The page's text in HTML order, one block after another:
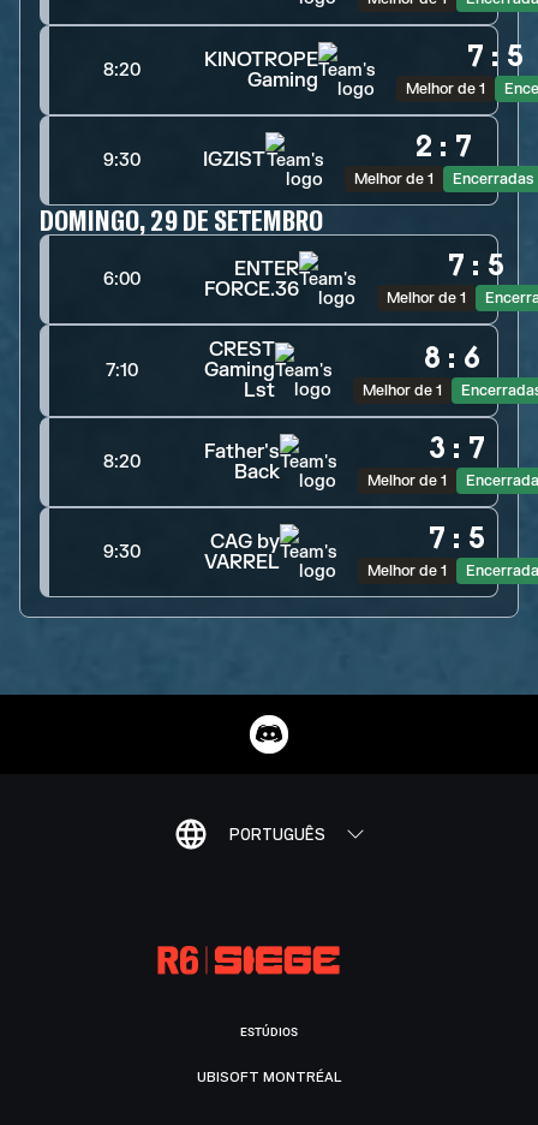
8:20
KINOTROPE
Gaming
7 : 5
Melhor de 1
9:30 IGZIST 2 : 7
Melhor de 1 Encerradas
DOMINGO, 29 DE SETEMBRO
6:00
ENTER
FORCE.36
7 : 5
Melhor de 1
7:10
CREST
Gaming
Lst
8 : 6
Melhor de 1
8:20
Father's
Back
3 : 7
Melhor de 1
9:30
CAG by
VARREL
7 : 5
Melhor de 1
PORTUGUÊS
ESTÚDIOS
UBISOFT MONTRÉAL